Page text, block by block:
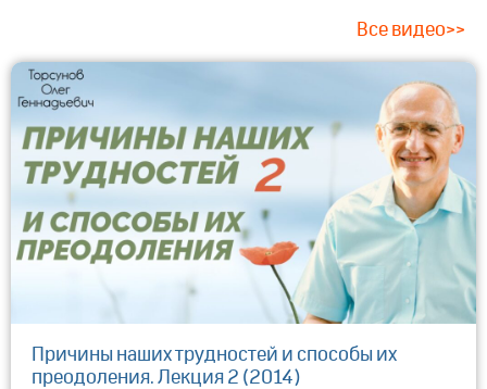
Все видео>>
Причины наших трудностей и способы их
преодоления. Лекция 2 (2014)